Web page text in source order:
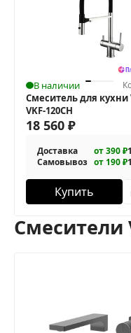
В наличии
Смеситель для кухни
VKF-120CH
18 560 ₽
Доставка от 390 ₽
Самовывоз от 190 ₽
Купить
Смесители